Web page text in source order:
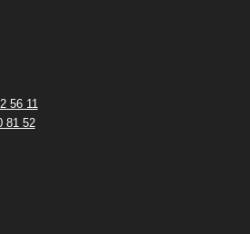
56 11
81 52